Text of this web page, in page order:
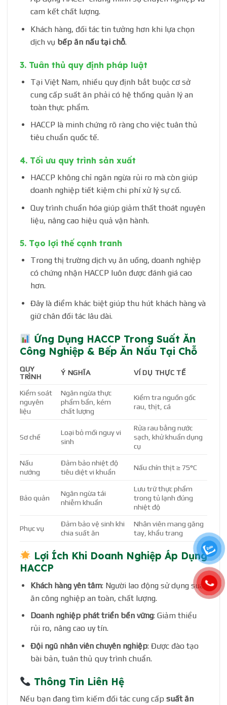
cam kết chất lượng.
Khách hàng, đối tác tin tưởng hơn khi lựa chọn
dịch vụ bếp ăn nấu tại chỗ.
3. Tuân thủ quy định pháp luật
Tại Việt Nam, nhiều quy định bắt buộc cơ sở
cung cấp suất ăn phải có hệ thống quản lý an
toàn thực phẩm.
HACCP là minh chứng rõ ràng cho việc tuân thủ
tiêu chuẩn quốc tế.
4. Tối ưu quy trình sản xuất
HACCP không chỉ ngăn ngừa rủi ro mà còn giúp
doanh nghiệp tiết kiệm chi phí xử lý sự cố.
Quy trình chuẩn hóa giúp giảm thất thoát nguyên
liệu, nâng cao hiệu quả vận hành.
5. Tạo lợi thế cạnh tranh
Trong thị trường dịch vụ ăn uống, doanh nghiệp
có chứng nhận HACCP luôn được đánh giá cao
hơn.
Đây là điểm khác biệt giúp thu hút khách hàng và
giữ chân đối tác lâu dài.
Ứng Dụng HACCP Trong Suất Ăn
Công Nghiệp & Bếp Ăn Nấu Tại Chỗ
QUY
TRÌNH
Ý NGHĨA VÍ DỤ THỰC TẾ
Kiểm soát
nguyên
liệu
Ngăn ngừa thực
phẩm bẩn, kém
chất lượng
Kiểm tra nguồn gốc
rau, thịt, cá
Sơ chế
Loại bỏ mối nguy vi
sinh
Rửa rau bằng nước
sạch, khử khuẩn dụng
cụ
Nấu
nướng
Đảm bảo nhiệt độ
tiêu diệt vi khuẩn
Nấu chín thịt ≥ 75°C
Bảo quản
Ngăn ngừa tái
nhiễm khuẩn
Lưu trữ thực phẩm
trong tủ lạnh đúng
nhiệt độ
Phục vụ
Đảm bảo vệ sinh khi
chia suất ăn
Nhân viên mang găng
tay, khẩu trang
Lợi Ích Khi Doanh Nghiệp Áp Dụng
HACCP
Khách hàng yên tâm: Người lao động sử dụng suất
ăn công nghiệp an toàn, chất lượng.
Doanh nghiệp phát triển bền vững: Giảm thiểu
rủi ro, nâng cao uy tín.
Đội ngũ nhân viên chuyên nghiệp: Được đào tạo
bài bản, tuân thủ quy trình chuẩn.
Thông Tin Liên Hệ
Nếu bạn đang tìm kiếm đối tác cung cấp suất ăn